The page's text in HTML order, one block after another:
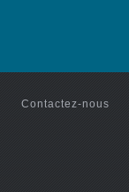
Contactez-nous